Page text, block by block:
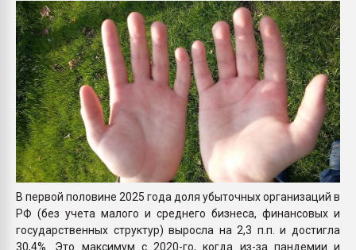
В первой половине 2025 года доля убыточных организаций в
РФ (без учета малого и среднего бизнеса, финансовых и
государственных структур) выросла на 2,3 п.п. и достигла
30,4%. Это максимум с 2020-го, когда из-за пандемии и